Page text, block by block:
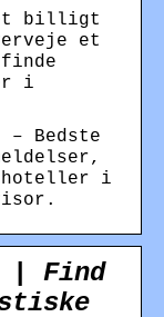
et billigt
et
i
Bedste
hoteller i
| Find